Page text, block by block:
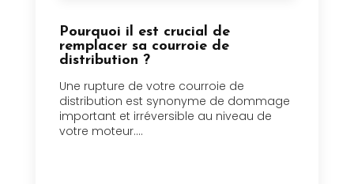
Pourquoi il est crucial de
remplacer sa courroie de
distribution ?
Une rupture de votre courroie de
distribution est synonyme de dommage
important et irréversible au niveau de
votre moteur....